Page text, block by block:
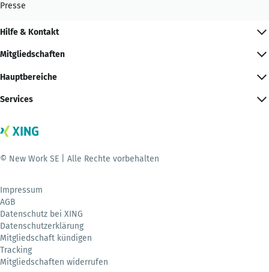
Presse
Hilfe & Kontakt
Mitgliedschaften
Hauptbereiche
Services
© New Work SE | Alle Rechte vorbehalten
Impressum
AGB
Datenschutz bei XING
Datenschutzerklärung
Mitgliedschaft kündigen
Tracking
Mitgliedschaften widerrufen